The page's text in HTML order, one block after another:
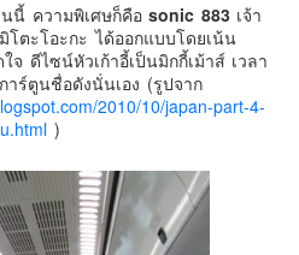
นี้ ความพิเศษก็คือ sonic 883เจ้า
โตะโอะกะ ได้ออกแบบโดยเน้น
ดีไซน์หัวเก้าอี้เป็นมิกกี้เม้าส์ เวลา
าร์ตูนชื่อดังนั่นเอง (รูปจาก
2010/10/japan-part-4-
)